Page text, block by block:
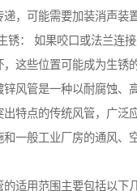
，可能需要加装消声装置
锈： 如果咬口或法兰连
这些位置可能成为生锈
锌风管是一种以耐腐蚀、
出特点的传统风管，广泛
和一般工业厂房的通风、
适用范围主要包括以下